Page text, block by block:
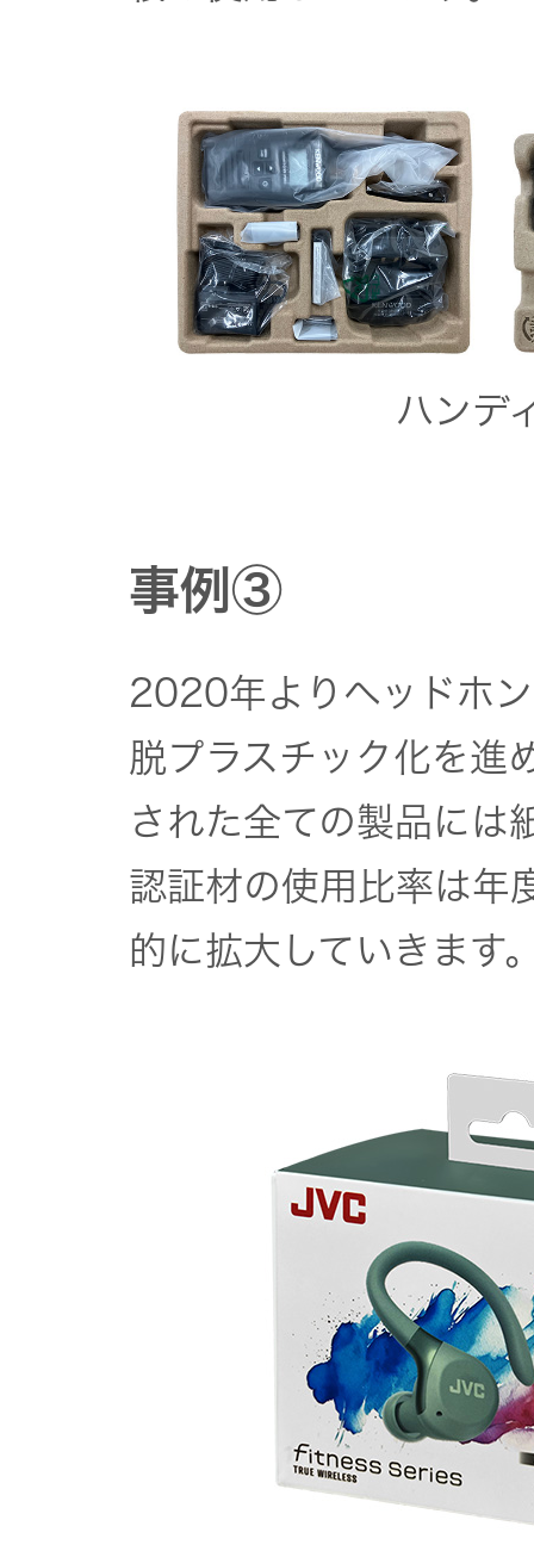
頭外定位
音場処理
技術
個人のお
客様 トッ
プ
ハンデ
事例③
2020年よりヘッドホ
脱プラスチック化を進
された全ての製品には
認証材の使用比率は年
的に拡大していきます